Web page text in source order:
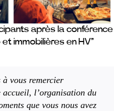
après la conférence
immobilières en HV”
vous remercier
accueil, l’organisation du
que vous nous avez